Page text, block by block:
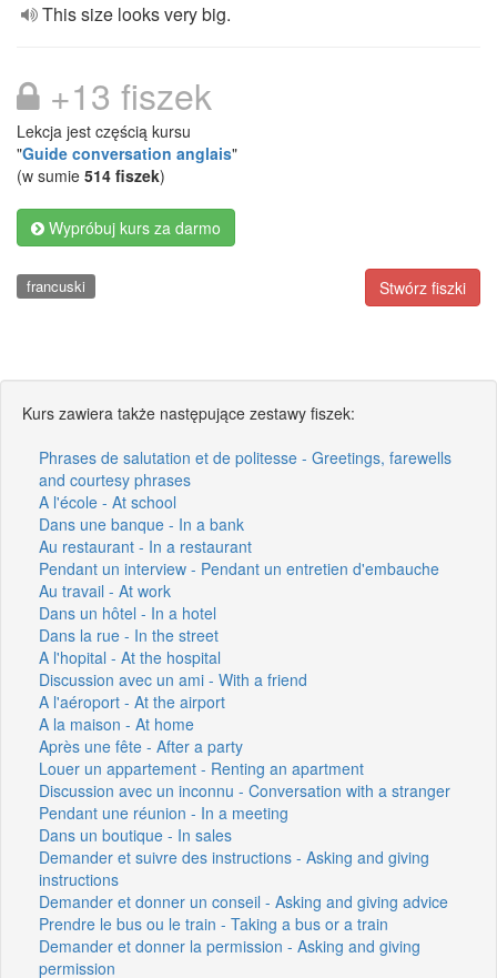
This size looks very big.
+13 fiszek
Lekcja jest częścią kursu
"Guide conversation anglais"
(w sumie 514 fiszek)
Wypróbuj kurs za darmo
Stwórz fiszki
francuski
Kurs zawiera także następujące zestawy fiszek:
Phrases de salutation et de politesse - Greetings, farewells
and courtesy phrases
A l'école - At school
Dans une banque - In a bank
Au restaurant - In a restaurant
Pendant un interview - Pendant un entretien d'embauche
Au travail - At work
Dans un hôtel - In a hotel
Dans la rue - In the street
A l'hopital - At the hospital
Discussion avec un ami - With a friend
A l'aéroport - At the airport
A la maison - At home
Après une fête - After a party
Louer un appartement - Renting an apartment
Discussion avec un inconnu - Conversation with a stranger
Pendant une réunion - In a meeting
Dans un boutique - In sales
Demander et suivre des instructions - Asking and giving
instructions
Demander et donner un conseil - Asking and giving advice
Prendre le bus ou le train - Taking a bus or a train
Demander et donner la permission - Asking and giving
permission